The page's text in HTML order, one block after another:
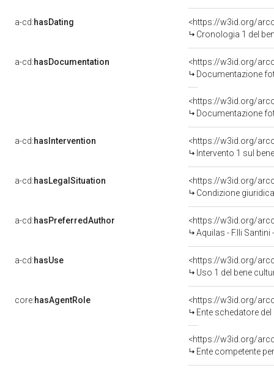
a-cd:hasDating
<https://w3id.org/
Cronologia 1 del
a-cd:hasDocumentation
Documentazione
Documentazione
a-cd:hasIntervention
<https://w3id.org/
Intervento 1 sul
a-cd:hasLegalSituation
Condizione
a-cd:hasPreferredAuthor
<https://w3id.org/
Aquilas - F.lli Santini
a-cd:hasUse
<https://w3id.org/
Uso 1 del bene
core:hasAgentRole
<https://w3id.org/
Ente schedatore
<https://w3id.org/
Ente competente per tutela del